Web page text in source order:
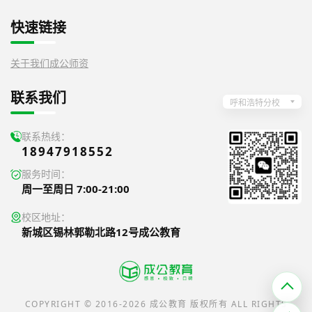
快速链接
关于我们成公师资
COPYRIGHT © 2016-2026 成公教育 版权所有 ALL RIGHTS
联系我们 呼和浩特分校
联系热线：
18947918552
服务时间：
周一至周日 7:00-21:00
校区地址：
新城区锡林郭勒北路12号成公教育